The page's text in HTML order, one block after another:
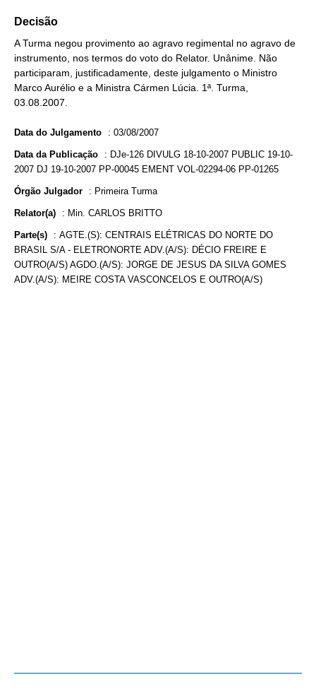
Decisão
A Turma negou provimento ao agravo regimental no agravo de
instrumento, nos termos do voto do Relator. Unânime. Não
participaram, justificadamente, deste julgamento o Ministro
Marco Aurélio e a Ministra Cármen Lúcia. 1ª. Turma,
03.08.2007.
Data do Julgamento : 03/08/2007
Data da Publicação : DJe-126 DIVULG 18-10-2007 PUBLIC 19-10-
2007 DJ 19-10-2007 PP-00045 EMENT VOL-02294-06 PP-01265
Órgão Julgador : Primeira Turma
Relator(a) : Min. CARLOS BRITTO
Parte(s) : AGTE.(S): CENTRAIS ELÉTRICAS DO NORTE DO
BRASIL S/A - ELETRONORTE ADV.(A/S): DÉCIO FREIRE E
OUTRO(A/S) AGDO.(A/S): JORGE DE JESUS DA SILVA GOMES
ADV.(A/S): MEIRE COSTA VASCONCELOS E OUTRO(A/S)